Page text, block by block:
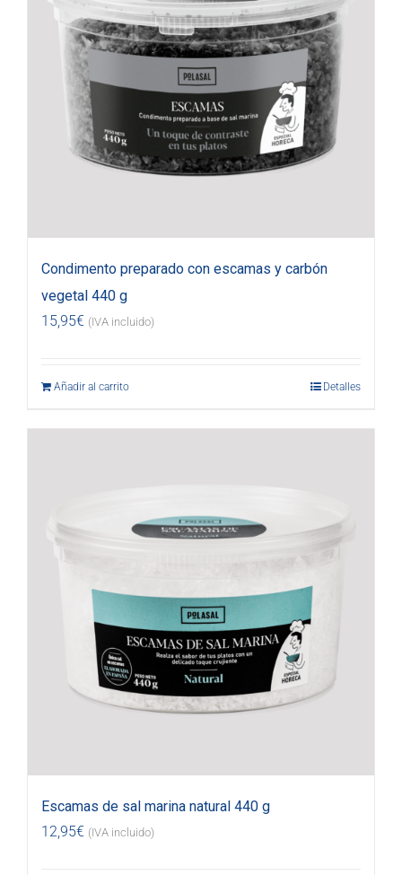
Condimento preparado con escamas y carbón
vegetal 440 g
15,95€ (IVA incluido)
Añadir al carrito Detalles
Escamas de sal marina natural 440 g
12,95€ (IVA incluido)